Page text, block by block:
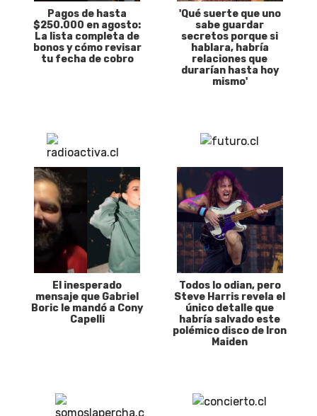
Pagos de hasta
$250.000 en agosto:
La lista completa de
bonos y cómo revisar
tu fecha de cobro
'Qué suerte que uno
sabe guardar
secretos porque si
hablara, habría
relaciones que
durarían hasta hoy
mismo'
El inesperado
mensaje que Gabriel
Boric le mandó a Cony
Capelli
Todos lo odian, pero
Steve Harris revela el
único detalle que
habría salvado este
polémico disco de Iron
Maiden